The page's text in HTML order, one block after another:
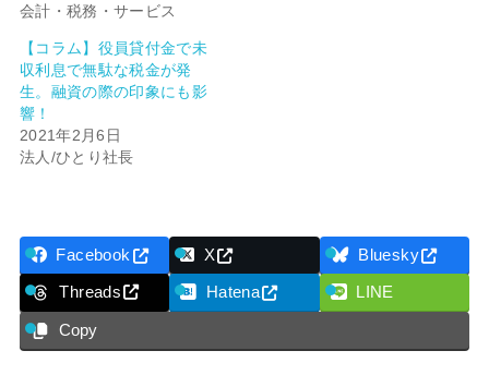
会計・税務・サービス
【コラム】役員貸付金で未
収利息で無駄な税金が発
生。融資の際の印象にも影
響！
2021年2月6日
法人/ひとり社長
Facebook X Bluesky
Threads Hatena LINE
Copy